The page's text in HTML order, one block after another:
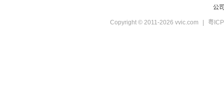
公
Copyright © 2011-2026 vvic.com 粤